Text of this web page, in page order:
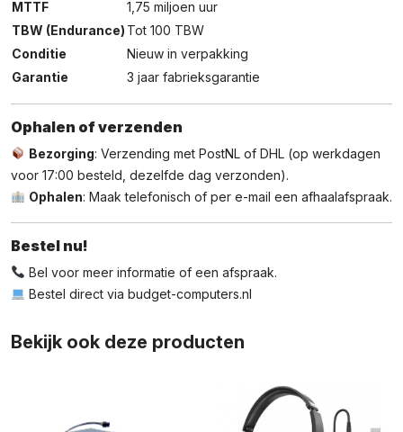
MTTF
1,75 miljoen uur
TBW (Endurance) Tot 100 TBW
Conditie
Nieuw in verpakking
Garantie
3 jaar fabrieksgarantie
Ophalen of verzenden
Bezorging: Verzending met PostNL of DHL (op werkdagen
voor 17:00 besteld, dezelfde dag verzonden).
Ophalen: Maak telefonisch of per e-mail een afhaalafspraak.
Bestel nu!
Bel voor meer informatie of een afspraak.
Bestel direct via budget-computers.nl
Bekijk ook deze producten